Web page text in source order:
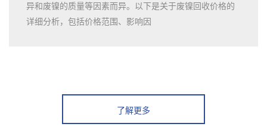
异和废镍的质量等因素而异。以下是关于废镍回收价格的
详细分析，包括价格范围、影响因
了解更多